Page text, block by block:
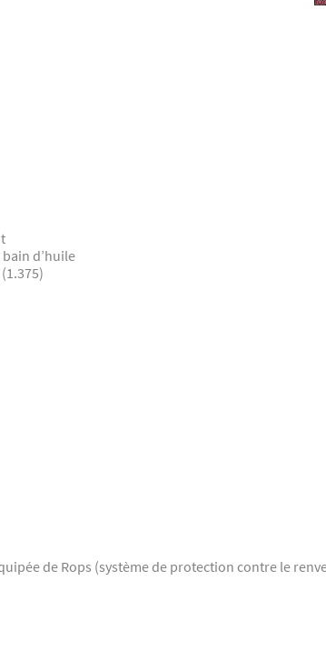
d’huile
de Rops (système de protection contre le